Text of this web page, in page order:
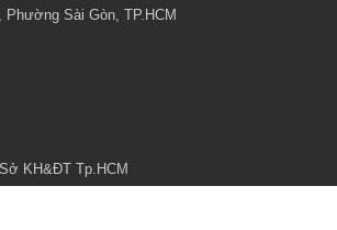
Sài Gòn, TP.HCM
KH&ĐT Tp.HCM